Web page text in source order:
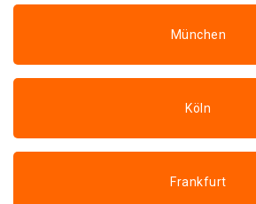
München
Köln
Frankfurt